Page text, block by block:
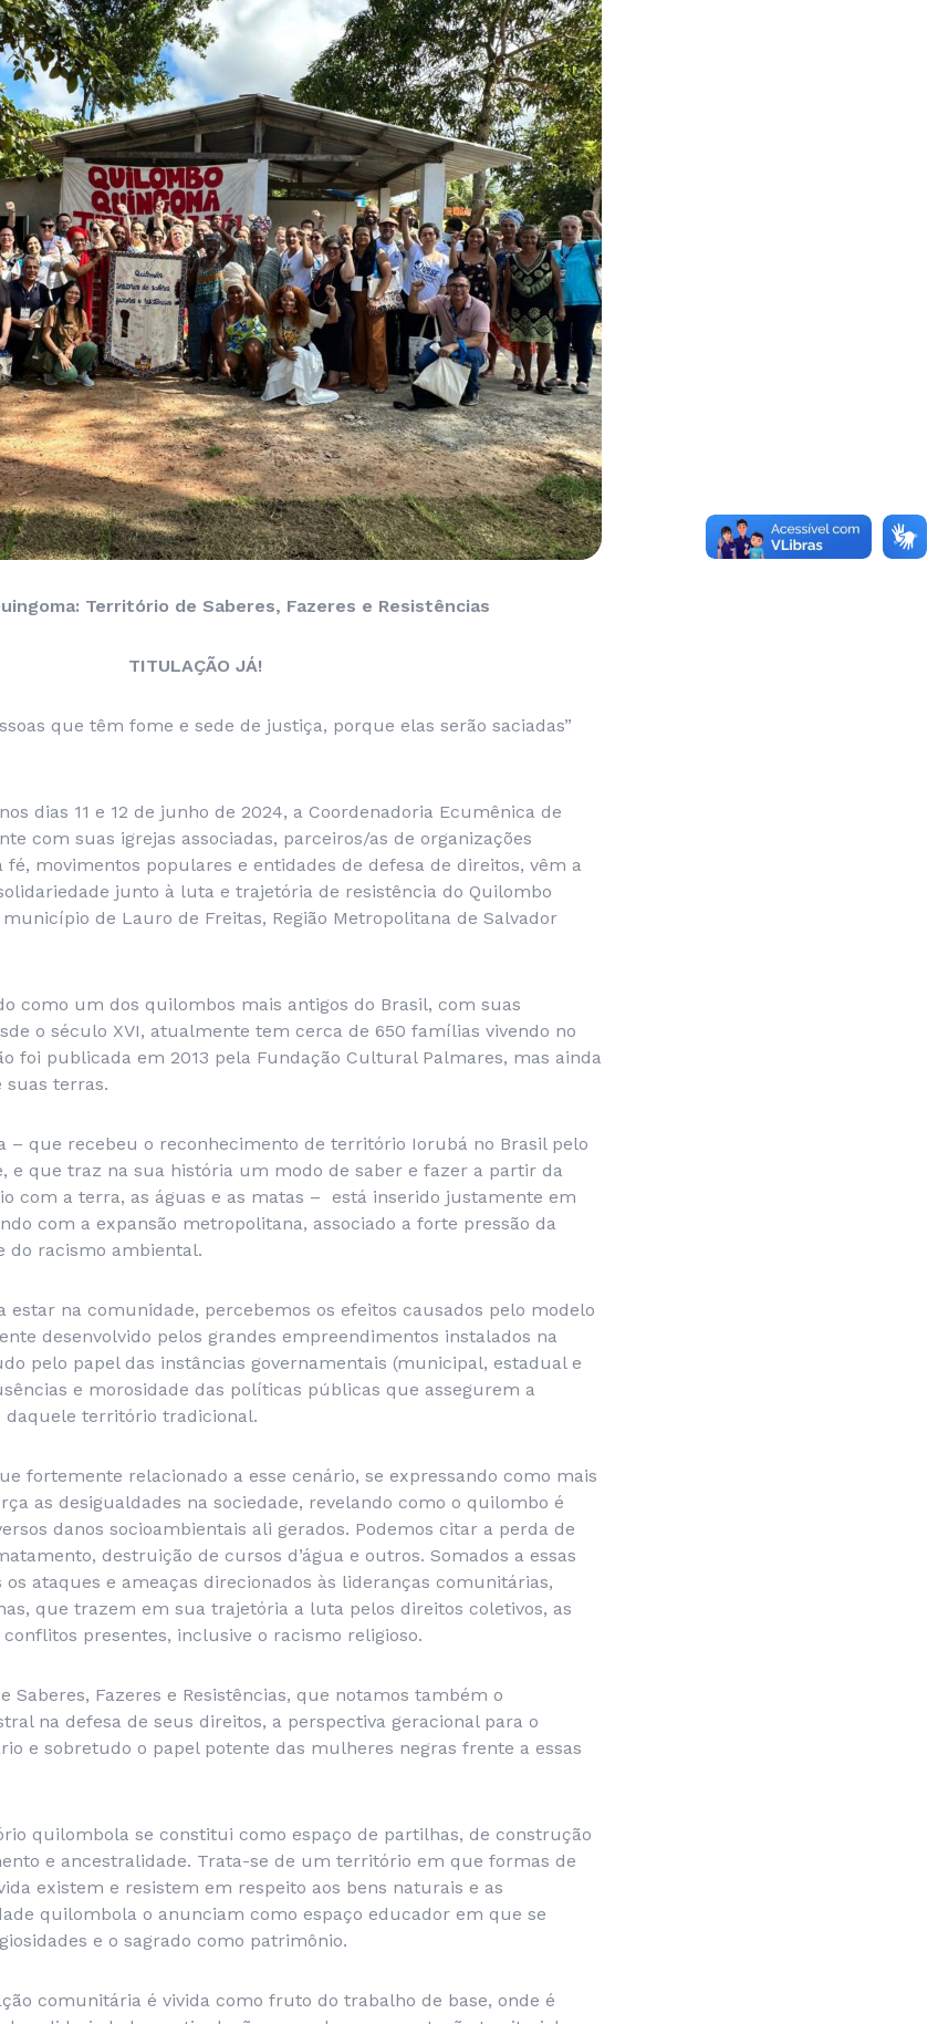
Território de Saberes, Fazeres e Resistências
TITULAÇÃO JÁ!
que têm fome e sede de justiça, porque elas serão saciadas”
dias 11 e 12 de junho de 2024, a Coordenadoria Ecumênica de
com suas igrejas associadas, parceiros/as de organizações
fé, movimentos populares e entidades de defesa de direitos, vêm a
junto à luta e trajetória de resistência do Quilombo
de Lauro de Freitas, Região Metropolitana de Salvador
como um dos quilombos mais antigos do Brasil, com suas
o século XVI, atualmente tem cerca de 650 famílias vivendo no
foi publicada em 2013 pela Fundação Cultural Palmares, mas ainda
suas terras.
– que recebeu o reconhecimento de território Iorubá no Brasil pelo
e que traz na sua história um modo de saber e fazer a partir da
com a terra, as águas e as matas – está inserido justamente em
com a expansão metropolitana, associado a forte pressão da
do racismo ambiental.
estar na comunidade, percebemos os efeitos causados pelo modelo
desenvolvido pelos grandes empreendimentos instalados na
pelo papel das instâncias governamentais (municipal, estadual e
e morosidade das políticas públicas que assegurem a
daquele território tradicional.
fortemente relacionado a esse cenário, se expressando como mais
as desigualdades na sociedade, revelando como o quilombo é
danos socioambientais ali gerados. Podemos citar a perda de
destruição de cursos d’água e outros. Somados a essas
os ataques e ameaças direcionados às lideranças comunitárias,
que trazem em sua trajetória a luta pelos direitos coletivos, as
presentes, inclusive o racismo religioso.
Saberes, Fazeres e Resistências, que notamos também o
na defesa de seus direitos, a perspectiva geracional para o
e sobretudo o papel potente das mulheres negras frente a essas
quilombola se constitui como espaço de partilhas, de construção
e ancestralidade. Trata-se de um território em que formas de
existem e resistem em respeito aos bens naturais e as
quilombola o anunciam como espaço educador em que se
e o sagrado como patrimônio.
comunitária é vivida como fruto do trabalho de base, onde é